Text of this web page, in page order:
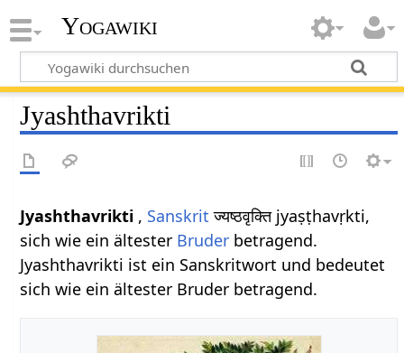
Yogawiki
Jyashthavrikti
Jyashthavrikti , Sanskrit ज्यष्ठवृक्ति jyaṣṭhavṛkti,
sich wie ein ältester Bruder betragend.
Jyashthavrikti ist ein Sanskritwort und bedeutet
sich wie ein ältester Bruder betragend.